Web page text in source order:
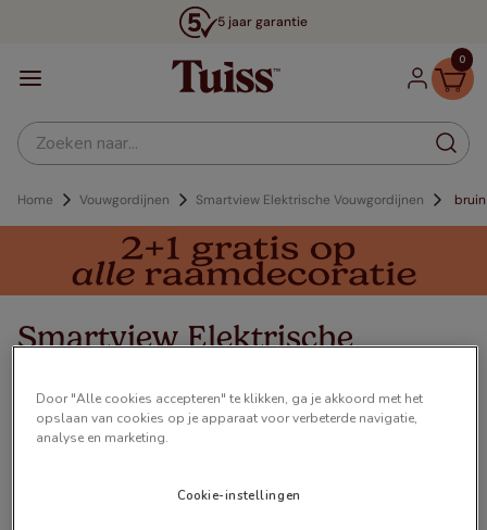
5 jaar garantie
0
Zoeken naar...
Vouwgordijnen Smartview Elektrische Vouwgordijnen bruin
Smartview Elektrische
Vanaf€ 21,00
Onze smartview elektrische vouwgordijnen, geven je
Door "Alle cookies accepteren" te klikken, ga je akkoord met het
opslaan van cookies op je apparaat voor verbeterde navigatie,
analyse en marketing.
Cookie-instellingen